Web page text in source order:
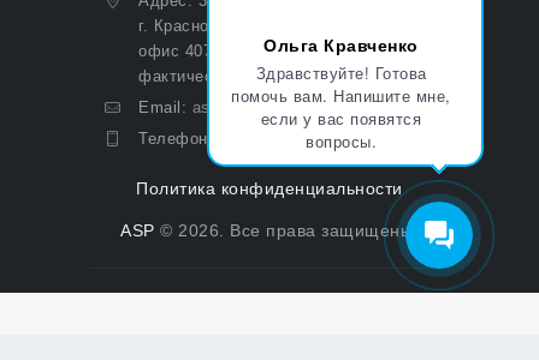
Ольга Кравченко
Здравствуйте! Готова
помочь вам. Напишите мне,
если у вас появятся
вопросы.
г. Краснодар, ул. Дальняя, д. 27,
офис 407 (Юридический и
фактический)
Email: asp@aoasp.ru
Телефон:
+7 (499) 380-83-05
Политика конфиденциальности
ASP © 2026. Все права защищены.